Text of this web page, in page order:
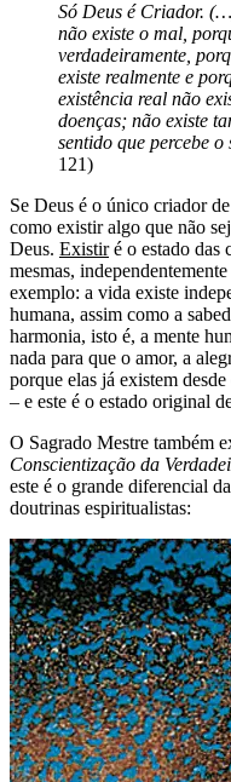
Só Deus é Criador.
não existe o mal,
verdadeiramente,
existe realmente e
existência real não
doenças; não existe
sentido que percebe
121)
Se Deus é o único criador
como existir algo que não
Deus. Existiré o estado das
mesmas,
exemplo: a vida existe
humana, assim como a
harmonia, isto é, a mente
nada para que o amor, a
porque elas já existem
– e este é o estado original
O Sagrado Mestre também
Conscientização da
este é o grande diferencial
doutrinas espiritualistas: